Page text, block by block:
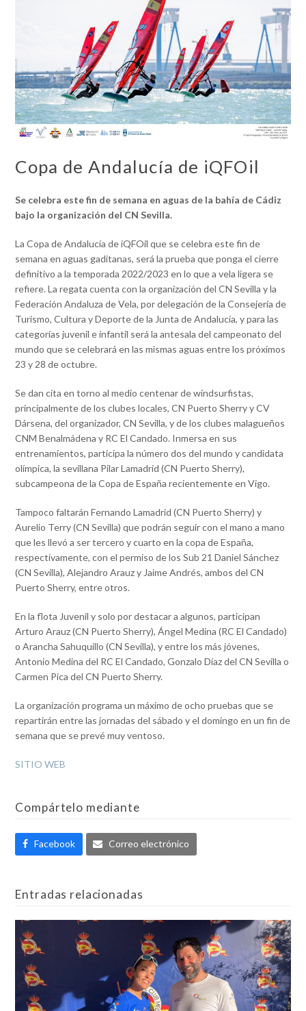
Copa de Andalucía de iQFOil
Se celebra este fin de semana en aguas de la bahía de Cádiz
bajo la organización del CN Sevilla.
La Copa de Andalucía de iQFOil que se celebra este fin de
semana en aguas gaditanas, será la prueba que ponga el cierre
definitivo a la temporada 2022/2023 en lo que a vela ligera se
refiere. La regata cuenta con la organización del CN Sevilla y la
Federación Andaluza de Vela, por delegación de la Consejería de
Turismo, Cultura y Deporte de la Junta de Andalucía, y para las
categorías juvenil e infantil será la antesala del campeonato del
mundo que se celebrará en las mismas aguas entre los próximos
23 y 28 de octubre.
Se dan cita en torno al medio centenar de windsurfistas,
principalmente de los clubes locales, CN Puerto Sherry y CV
Dársena, del organizador, CN Sevilla, y de los clubes malagueños
CNM Benalmádena y RC El Candado. Inmersa en sus
entrenamientos, participa la número dos del mundo y candidata
olímpica, la sevillana Pilar Lamadrid (CN Puerto Sherry),
subcampeona de la Copa de España recientemente en Vigo.
Tampoco faltarán Fernando Lamadrid (CN Puerto Sherry) y
Aurelio Terry (CN Sevilla) que podrán seguir con el mano a mano
que les llevó a ser tercero y cuarto en la copa de España,
respectivamente, con el permiso de los Sub 21 Daniel Sánchez
(CN Sevilla), Alejandro Arauz y Jaime Andrés, ambos del CN
Puerto Sherry, entre otros.
En la flota Juvenil y solo por destacar a algunos, participan
Arturo Arauz (CN Puerto Sherry), Ángel Medina (RC El Candado)
o Arancha Sahuquillo (CN Sevilla), y entre los más jóvenes,
Antonio Medina del RC El Candado, Gonzalo Díaz del CN Sevilla o
Carmen Pica del CN Puerto Sherry.
La organización programa un máximo de ocho pruebas que se
repartirán entre las jornadas del sábado y el domingo en un fin de
semana que se prevé muy ventoso.
SITIO WEB
Compártelo mediante
Facebook Correo electrónico
Entradas relacionadas